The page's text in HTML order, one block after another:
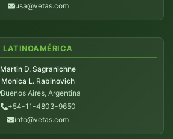
usa@vetas.com
LATINOAMÉRICA
Martin D. Sagranichne
Monica L. Rabinovich
Buenos Aires, Argentina
+54-11-4803-9650
info@vetas.com